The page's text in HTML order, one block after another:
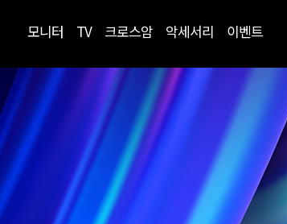
모니터 TV 크로스암 악세서리 이벤트